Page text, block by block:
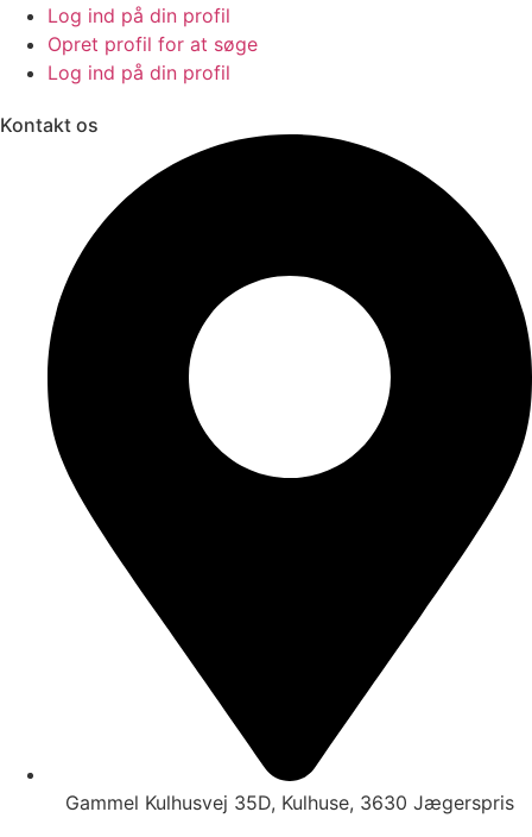
Log ind på din profil
Opret profil for at søge
Log ind på din profil
Kontakt os
Gammel Kulhusvej 35D, Kulhuse, 3630 Jægerspris